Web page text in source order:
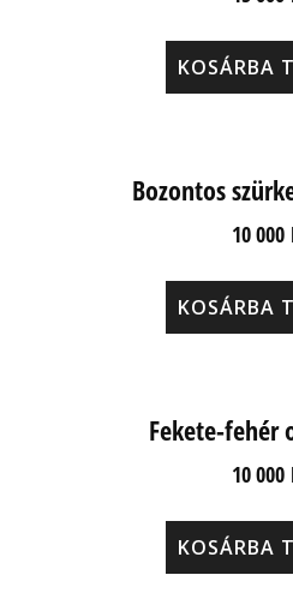
KOSÁRBA
Bozontos
10 000
KOSÁRBA
Fekete-fehér
10 000
KOSÁRBA